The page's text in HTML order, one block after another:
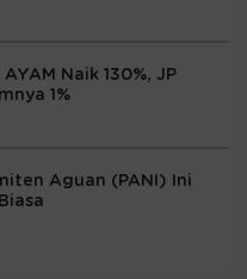
Naik 130%, JP
1%
Aguan (PANI) Ini